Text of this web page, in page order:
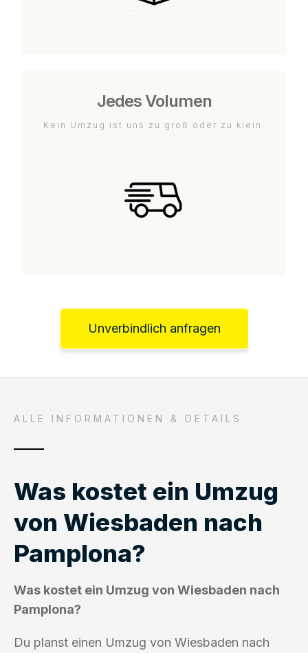
Jedes Volumen
Kein Umzug ist uns zu groß oder zu klein.
Unverbindlich anfragen
ALLE INFORMATIONEN & DETAILS
Was kostet ein Umzug
von Wiesbaden nach
Pamplona?
Was kostet ein Umzug von Wiesbaden nach
Pamplona?
Du planst einen Umzug von Wiesbaden nach